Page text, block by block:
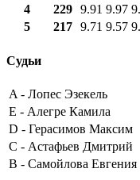
4
229 9.91 9.97
5
217 9.71 9.57
Судьи
A - Лопес Эзекель
E - Алегре Камила
D - Герасимов Максим
C - Астафьев Дмитрий
B - Самойлова Евгения